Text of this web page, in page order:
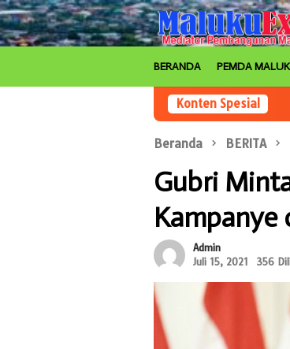
Loncat
ke
konten
BERANDA PEMDA
Konten Spesial
Beranda BERITA
Gubri
Kampanye
Admin
Juli 15, 2021
356